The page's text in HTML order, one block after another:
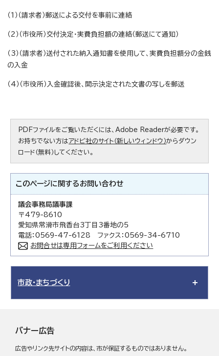
（1）（請求者）郵送による交付を事前に連絡
（2）（市役所）交付決定・実費負担額の連絡（郵送にて通知）
（3）（請求者）送付された納入通知書を使用して、実費負担額分の金銭
の入金
（4）（市役所）入金確認後、開示決定された文書の写しを郵送
PDFファイルをご覧いただくには、Adobe Readerが必要です。
お持ちでない方はアドビ社のサイト（新しいウィンドウ）からダウン
ロード（無料）してください。
このページに関する お問い合わせ
議会事務局議事課
〒479-8610
愛知県常滑市飛香台3丁目3番地の5
電話：0569-47-6128 ファクス：0569-34-6710
お問合せは専用フォームをご利用ください
市政・まちづくり
バナー広告
広告やリンク先サイトの内容は、市が保証するものではありません。